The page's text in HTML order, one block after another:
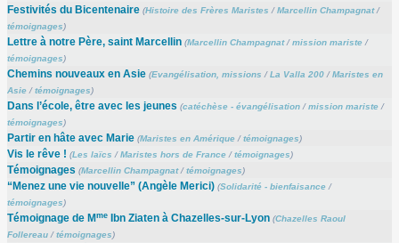
Festivités du Bicentenaire (Histoire des Frères Maristes /Marcellin Champagnat/
témoignages)
Lettre à notre Père, saint Marcellin (Marcellin Champagnat/mission mariste/
témoignages)
Chemins nouveaux en Asie (Evangélisation, missions /La Valla 200/Maristes en
Asie/témoignages)
Dans l’école, être avec les jeunes (catéchèse - évangélisation/mission mariste/
témoignages)
Partir en hâte avec Marie (Maristes en Amérique/témoignages)
Vis le rêve ! (Les laïcs /Maristes hors de France/témoignages)
Témoignages (Marcellin Champagnat/témoignages)
“Menez une vie nouvelle” (Angèle Merici) (Solidarité - bienfaisance/
témoignages)
Témoignage de MmeIbn Ziaten à Chazelles-sur-Lyon (Chazelles Raoul
Follereau/témoignages)